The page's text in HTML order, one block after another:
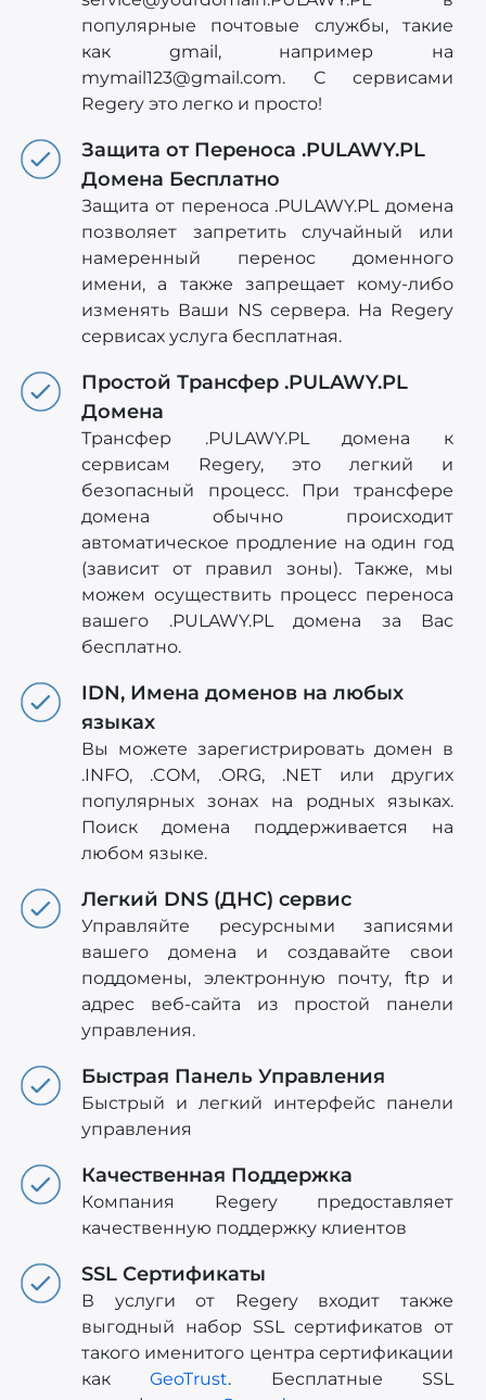
популярные почтовые службы, такие
как gmail, например на
mymail123@gmail.com. С сервисами
Regery это легко и просто!
Защита от Переноса .PULAWY.PL
Домена Бесплатно
Защита от переноса .PULAWY.PL домена
позволяет запретить случайный или
намеренный перенос доменного
имени, а также запрещает кому-либо
изменять Ваши NS сервера. На Regery
сервисах услуга бесплатная.
Простой Трансфер .PULAWY.PL
Домена
Трансфер .PULAWY.PL домена к
сервисам Regery, это легкий и
безопасный процесс. При трансфере
домена обычно происходит
автоматическое продление на один год
(зависит от правил зоны). Также, мы
можем осуществить процесс переноса
вашего .PULAWY.PL домена за Вас
бесплатно.
IDN, Имена доменов на любых
языках
Вы можете зарегистрировать домен в
.INFO, .COM, .ORG, .NET или других
популярных зонах на родных языках.
Поиск домена поддерживается на
любом языке.
Легкий DNS (ДНС) сервис
Управляйте ресурсными записями
вашего домена и создавайте свои
поддомены, электронную почту, ftp и
адрес веб-сайта из простой панели
управления.
Быстрая Панель Управления
Быстрый и легкий интерфейс панели
управления
Качественная Поддержка
Компания Regery предоставляет
качественную поддержку клиентов
SSL Сертификаты
В услуги от Regery входит также
выгодный набор SSL сертификатов от
такого именитого центра сертификации
какGeoTrust. Бесплатные SSL